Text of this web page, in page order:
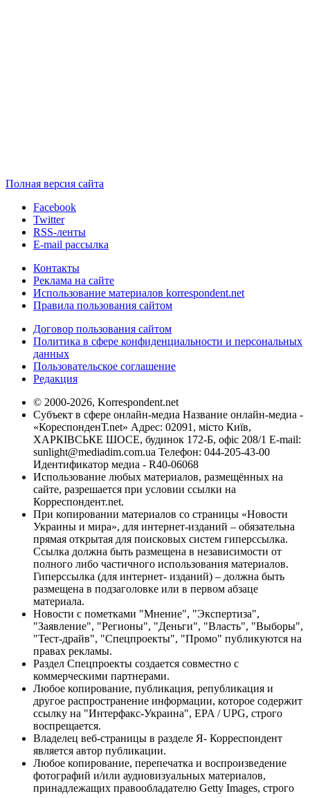
Полная версия сайта
Facebook
Twitter
RSS-ленты
E-mail рассылка
Контакты
Реклама на сайте
Использование материалов korrespondent.net
Правила пользования сайтом
Договор пользования сайтом
Политика в сфере конфиденциальности и персональных
данных
Пользовательское соглашение
Редакция
© 2000-2026, Korrespondent.net
Субъект в сфере онлайн-медиа Название онлайн-медиа -
«КореспонденТ.net» Адрес: 02091, місто Київ,
ХАРКІВСЬКЕ ШОСЕ, будинок 172-Б, офіс 208/1 E-mail:
sunlight@mediadim.com.ua Телефон: 044-205-43-00
Идентификатор медиа - R40-06068
Использование любых материалов, размещённых на
сайте, разрешается при условии ссылки на
Корреспондент.net.
При копировании материалов со страницы «Новости
Украины и мира», для интернет-изданий – обязательна
прямая открытая для поисковых систем гиперссылка.
Ссылка должна быть размещена в независимости от
полного либо частичного использования материалов.
Гиперссылка (для интернет- изданий) – должна быть
размещена в подзаголовке или в первом абзаце
материала.
Новости с пометками "Мнение", "Экспертиза",
"Заявление", "Регионы", "Деньги", "Власть", "Выборы",
"Тест-драйв", "Спецпроекты", "Промо" публикуются на
правах рекламы.
Раздел Спецпроекты создается совместно с
коммерческими партнерами.
Любое копирование, публикация, републикация и
другое распространение информации, которое содержит
ссылку на "Интерфакс-Украина", EPA / UPG, строго
воспрещается.
Владелец веб-страницы в разделе Я- Корреспондент
является автор публикации.
Любое копирование, перепечатка и воспроизведение
фотографий и/или аудиовизуальных материалов,
принадлежащих правообладателю Getty Images, строго